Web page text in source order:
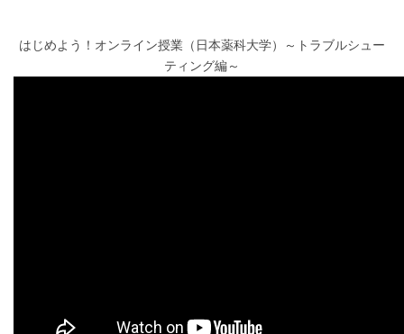
はじめよう！オンライン授業（日本薬科大学）～トラブルシュー
ティング編～